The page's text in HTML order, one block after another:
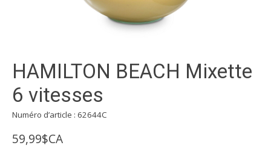
HAMILTON BEACH Mixette
6 vitesses
Numéro d’article : 62644C
59,99$CA